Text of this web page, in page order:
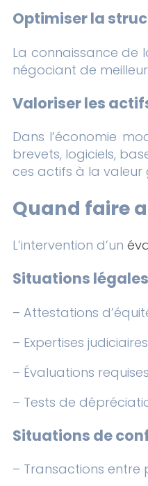
Optimiser la
La connaissance de
négociant de
Valoriser les
Dans l’économie
brevets, logiciels,
ces actifs à la valeur
Quand faire
L’intervention d’un
Situations
– Attestations
– Expertises
– Évaluations
– Tests de
Situations de
– Transactions entre